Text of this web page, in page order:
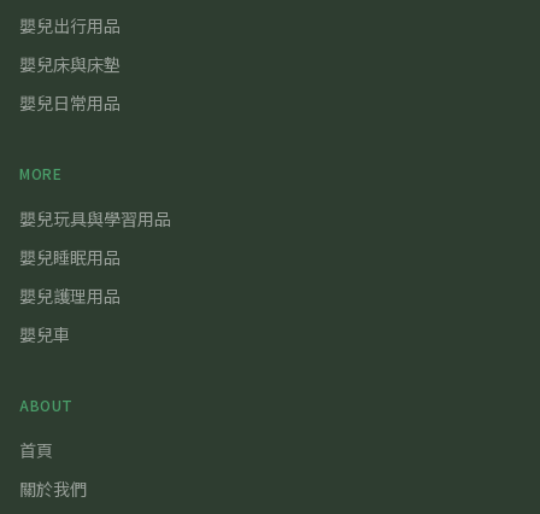
嬰兒出行用品
嬰兒床與床墊
嬰兒日常用品
MORE
嬰兒玩具與學習用品
嬰兒睡眠用品
嬰兒護理用品
嬰兒車
ABOUT
首頁
關於我們